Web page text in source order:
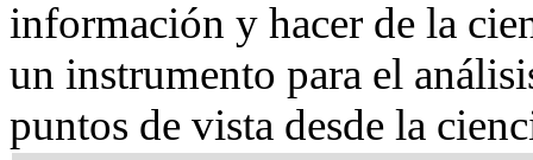
información y hacer de la
un instrumento para el
puntos de vista desde la